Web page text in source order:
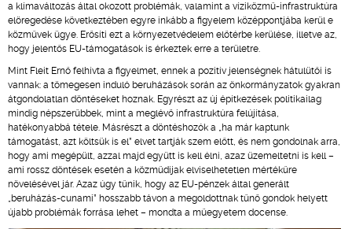
a klímaváltozás által okozott problémák, valamint a víziközmű-infrastruktúra
elöregedése következtében egyre inkább a figyelem középpontjába kerül e
közművek ügye. Erősíti ezt a környezetvédelem előtérbe kerülése, illetve az,
hogy jelentős EU-támogatások is érkeztek erre a területre.
Mint Fleit Ernő felhívta a figyelmet, ennek a pozitív jelenségnek hátulütői is
vannak: a tömegesen induló beruházások során az önkormányzatok gyakran
átgondolatlan döntéseket hoznak. Egyrészt az új építkezések politikailag
mindig népszerűbbek, mint a meglévő infrastruktúra felújítása,
hatékonyabbá tétele. Másrészt a döntéshozók a „ha már kaptunk
támogatást, azt költsük is el” elvet tartják szem előtt, és nem gondolnak arra,
hogy ami megépült, azzal majd együtt is kell élni, azaz üzemeltetni is kell –
ami rossz döntések esetén a közműdíjak elviselhetetlen mértékűre
növelésével jár. Azaz úgy tűnik, hogy az EU-pénzek által generált
„beruházás-cunami” hosszabb távon a megoldottnak tűnő gondok helyett
újabb problémák forrása lehet – mondta a műegyetem docense.